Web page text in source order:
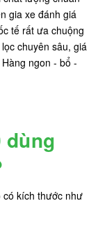
gia xe đánh giá
tế rất ưa chuộng
chuyên sâu, giá
ngon - bổ -
dùng
có kích thước như